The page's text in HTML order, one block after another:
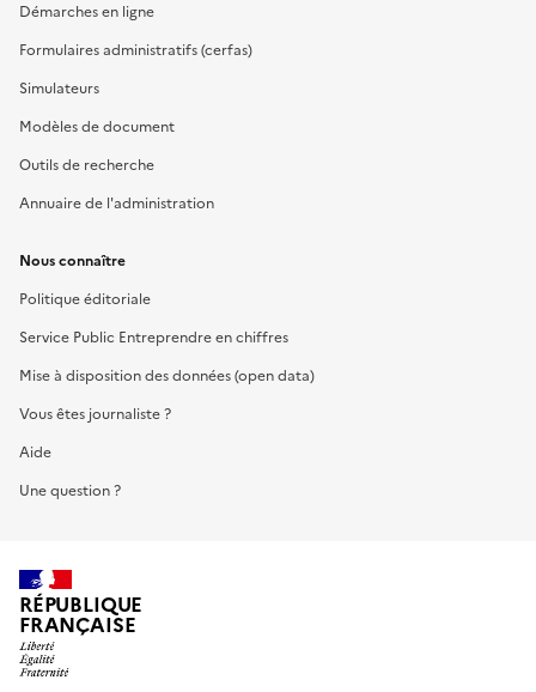
Démarches en ligne
Formulaires administratifs (cerfas)
Simulateurs
Modèles de document
Outils de recherche
Annuaire de l'administration
Nous connaître
Politique éditoriale
Service Public Entreprendre en chiffres
Mise à disposition des données (open data)
Vous êtes journaliste ?
Aide
Une question ?
RÉPUBLIQUE
FRANÇAISE